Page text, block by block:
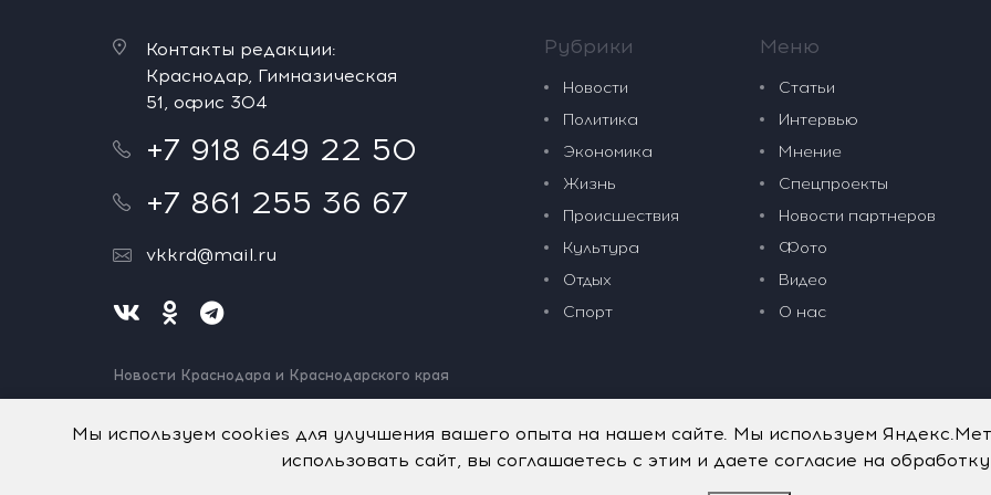
Контакты редакции:
Краснодар, Гимназическая
51, офис 304
+7 918 649 22 50
+7 861 255 36 67
vkkrd@mail.ru
Новости Краснодара и Краснодарского края
Нашли ошибку? Выделите и нажмите Ctrl+Enter.
Рубрики
Новости
Политика
Экономика
Жизнь
Происшествия
Культура
Отдых
Спорт
Меню
Статьи
Интервью
Мнение
Спецпроекты
Новости партнеров
Фото
Видео
О нас
Мы используем cookies для улучшения вашего опыта на нашем сайте. Мы используем
использовать сайт, вы соглашаетесь с этим и даете согласие на